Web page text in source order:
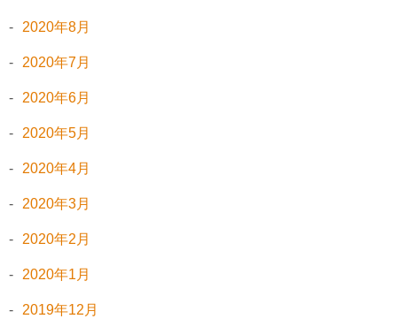
2020年8月
2020年7月
2020年6月
2020年5月
2020年4月
2020年3月
2020年2月
2020年1月
2019年12月